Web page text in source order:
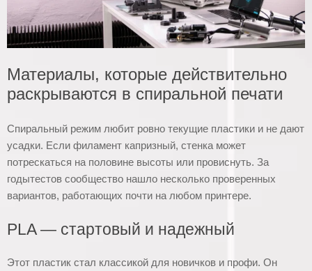
Материалы, которые действительно
раскрываются в спиральной печати
Спиральный режим любит ровно текущие пластики и не дают
усадки. Если филамент капризный, стенка может
потрескаться на половине высоты или провиснуть. За
годытестов сообщество нашло несколько проверенных
вариантов, работающих почти на любом принтере.
PLA — стартовый и надежный
Этот пластик стал классикой для новичков и профи. Он